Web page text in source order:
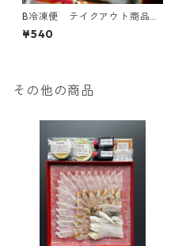
B冷凍便 テイクアウト商品を
自由に選ぶ（写真は湯霜昆布
締め刺身と焼き霜刺身１パッ
¥540
その他の商品